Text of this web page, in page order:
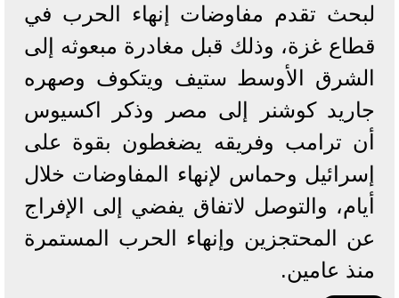
لبحث تقدم مفاوضات إنهاء الحرب في
قطاع غزة، وذلك قبل مغادرة مبعوثه إلى
الشرق الأوسط ستيف ويتكوف وصهره
جاريد كوشنر إلى مصر وذكر اكسيوس
أن ترامب وفريقه يضغطون بقوة على
إسرائيل وحماس لإنهاء المفاوضات خلال
أيام، والتوصل لاتفاق يفضي إلى الإفراج
عن المحتجزين وإنهاء الحرب المستمرة
منذ عامين.